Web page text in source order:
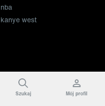
nba
kanye west
Szukaj Mój profil